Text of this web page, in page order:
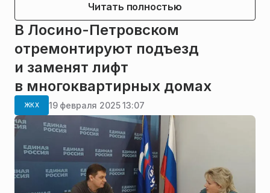
Читать полностью
В Лосино-Петровском
отремонтируют подъезд
и заменят лифт
в многоквартирных домах
ЖКХ 19 февраля 2025 13:07